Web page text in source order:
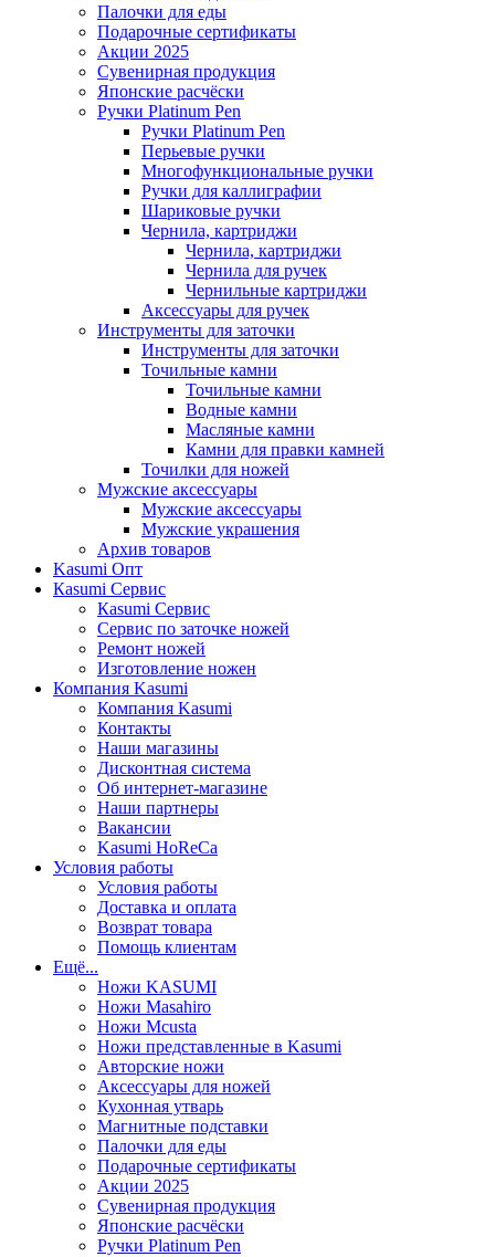
Палочки для еды
Подарочные сертификаты
Акции 2025
Сувенирная продукция
Японские расчёски
Ручки Platinum Pen
Ручки Platinum Pen
Перьевые ручки
Многофункциональные ручки
Ручки для каллиграфии
Шариковые ручки
Чернила, картриджи
Чернила, картриджи
Чернила для ручек
Чернильные картриджи
Аксессуары для ручек
Инструменты для заточки
Инструменты для заточки
Точильные камни
Точильные камни
Водные камни
Масляные камни
Камни для правки камней
Точилки для ножей
Мужские аксессуары
Мужские аксессуары
Мужские украшения
Архив товаров
Kasumi Опт
Кasumi Сервис
Кasumi Сервис
Сервис по заточке ножей
Ремонт ножей
Изготовление ножен
Компания Kasumi
Компания Kasumi
Контакты
Наши магазины
Дисконтная система
Об интернет-магазине
Наши партнеры
Вакансии
Kasumi HoReCa
Условия работы
Условия работы
Доставка и оплата
Возврат товара
Помощь клиентам
Ещё...
Ножи KASUMI
Ножи Masahiro
Ножи Mcusta
Ножи представленные в Kasumi
Авторские ножи
Аксессуары для ножей
Кухонная утварь
Магнитные подставки
Палочки для еды
Подарочные сертификаты
Акции 2025
Сувенирная продукция
Японские расчёски
Ручки Platinum Pen